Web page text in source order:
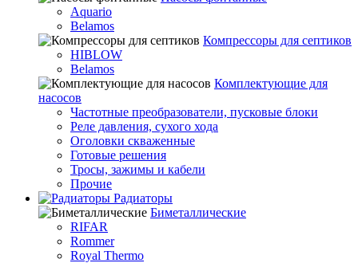
Aquario
Belamos
Компрессоры для септиков
HIBLOW
Belamos
Комплектующие для
насосов
Частотные преобразователи, пусковые блоки
Реле давления, сухого хода
Оголовки скваженные
Готовые решения
Тросы, зажимы и кабели
Прочие
Радиаторы
Биметаллические
RIFAR
Rommer
Royal Thermo